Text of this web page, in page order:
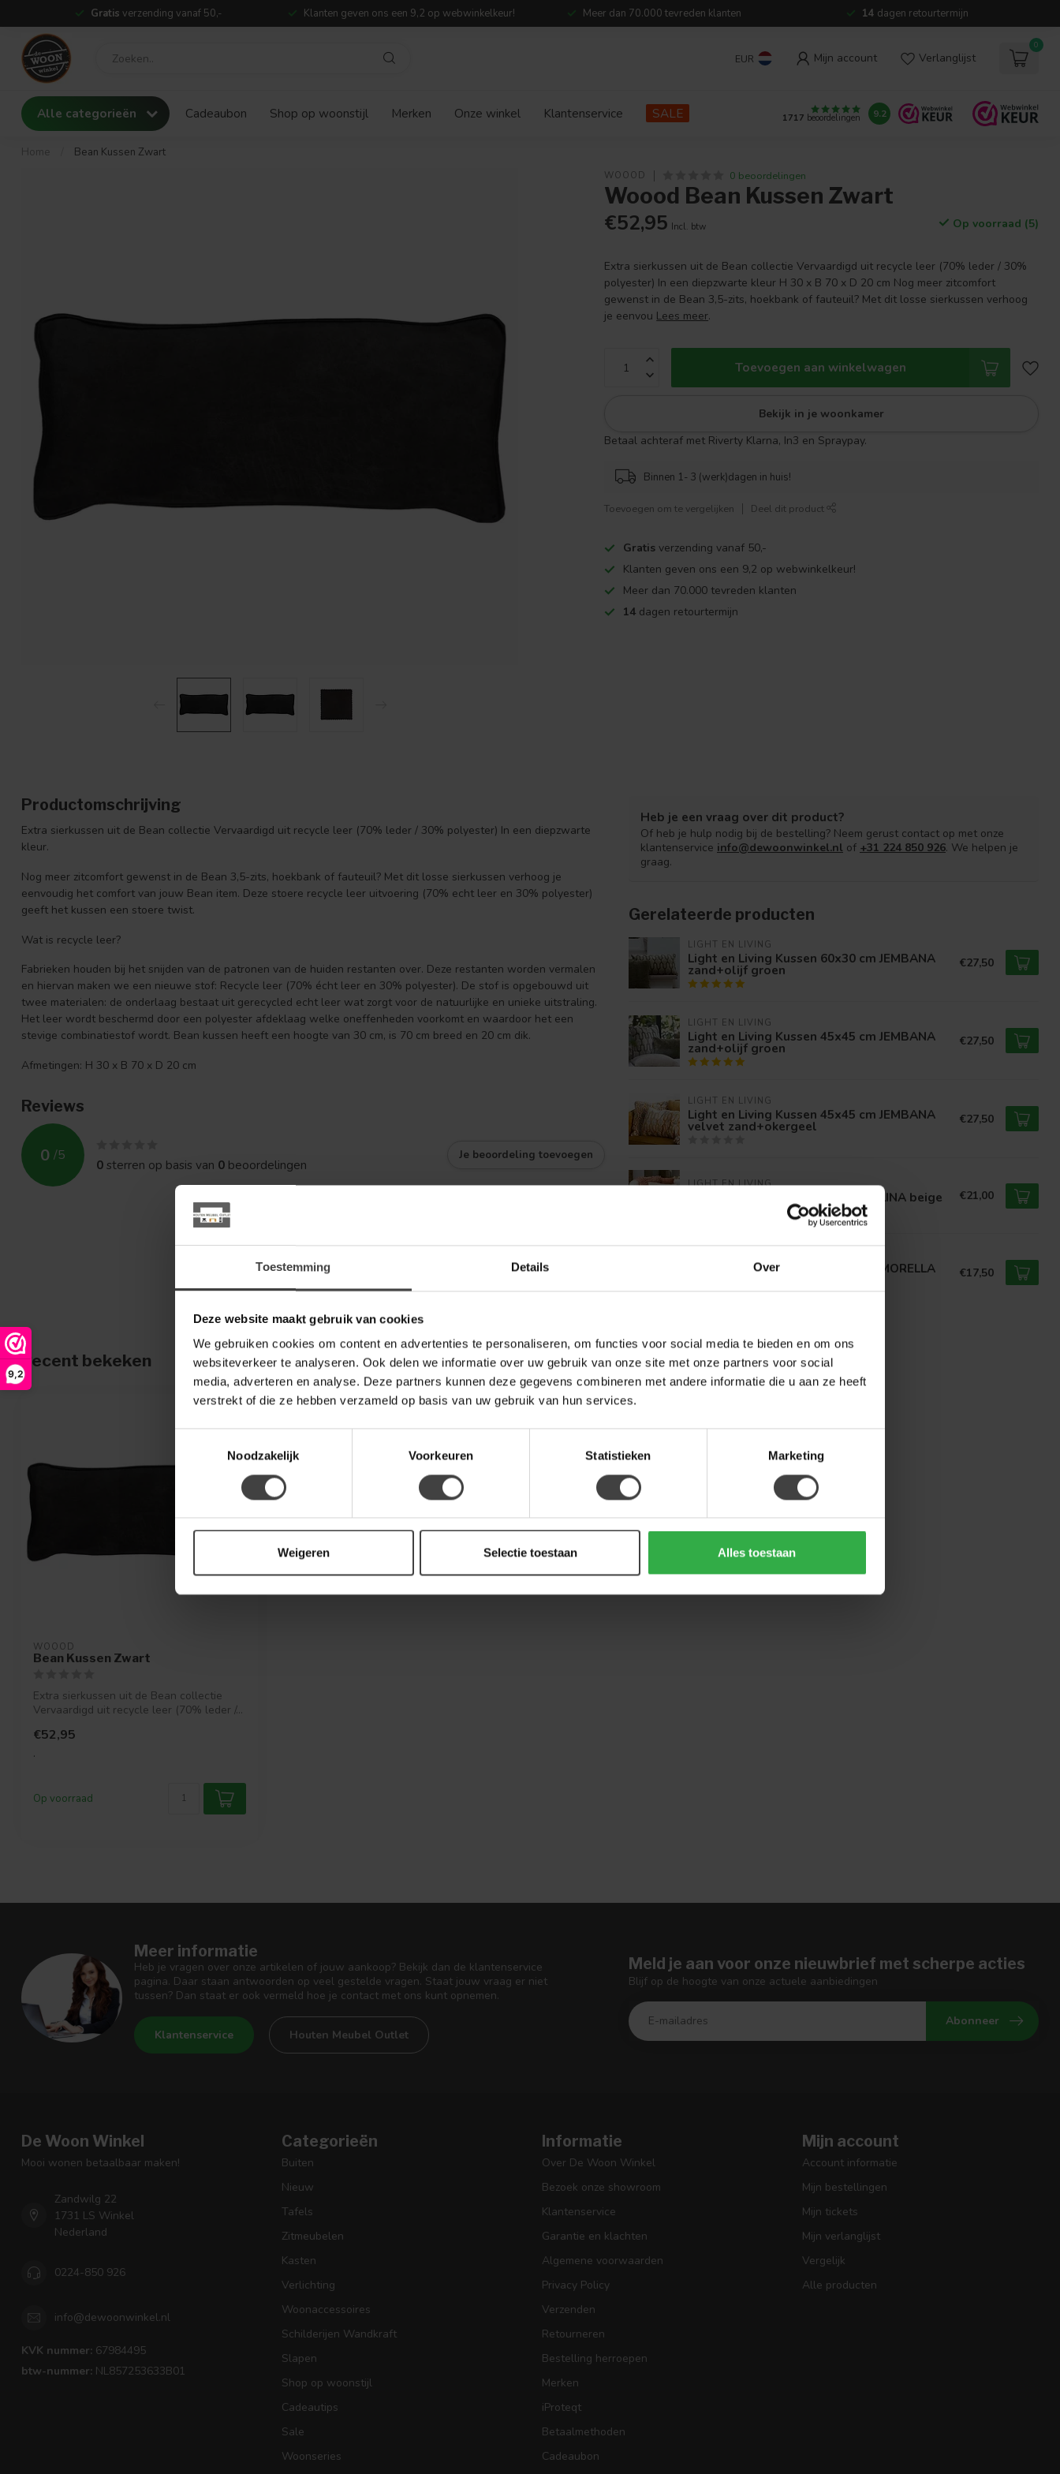
Toestemming Details Over
Deze website maakt gebruik van cookies
We gebruiken cookies om content en advertenties te personaliseren, om functies voor social media te bieden en om ons
websiteverkeer te analyseren. Ook delen we informatie over uw gebruik van onze site met onze partners voor social
media, adverteren en analyse. Deze partners kunnen deze gegevens combineren met andere informatie die u aan ze heeft
verstrekt of die ze hebben verzameld op basis van uw gebruik van hun services.
Noodzakelijk
Voorkeuren Statistieken Marketing
Weigeren Selectie toestaan Alles toestaan
9,2
Gratis verzending vanaf 50,- Klanten geven ons een 9,2 op webwinkelkeur! Meer dan 70.000 tevreden klanten 14 dagen retourtermijn
EUR Mijn account Verlanglijst
0
Alle categorieën Cadeaubon Shop op woonstijl Merken Onze winkel Klantenservice SALE 1717 beoordelingen 9.2
Home Bean Kussen Zwart
WOOOD 0 beoordelingen
Woood Bean Kussen Zwart
€52,95 Incl. btw Op voorraad (5)
Extra sierkussen uit de Bean collectie Vervaardigd uit recycle leer (70% leder / 30%
polyester) In een diepzwarte kleur H 30 x B 70 x D 20 cm Nog meer zitcomfort
gewenst in de Bean 3,5-zits, hoekbank of fauteuil? Met dit losse sierkussen verhoog
je eenvou Lees meer.
Toevoegen aan winkelwagen
Bekijk in je woonkamer
Betaal achteraf met Riverty Klarna, In3 en Spraypay.
Binnen 1- 3 (werk)dagen in huis!
Toevoegen om te vergelijken Deel dit product
Gratis verzending vanaf 50,-
Klanten geven ons een 9,2 op webwinkelkeur!
Meer dan 70.000 tevreden klanten
14 dagen retourtermijn
Productomschrijving
Extra sierkussen uit de Bean collectie Vervaardigd uit recycle leer (70% leder / 30% polyester) In een diepzwarte
kleur.
Nog meer zitcomfort gewenst in de Bean 3,5-zits, hoekbank of fauteuil? Met dit losse sierkussen verhoog je
eenvoudig het comfort van jouw Bean item. Deze stoere recycle leer uitvoering (70% echt leer en 30% polyester)
geeft het kussen een stoere twist.
Wat is recycle leer?
Fabrieken houden bij het snijden van de patronen van de huiden restanten over. Deze restanten worden vermalen
en hiervan maken we een nieuwe stof: Recycle leer (70% écht leer en 30% polyester). De stof is opgebouwd uit
twee materialen: de onderlaag bestaat uit gerecycled echt leer wat zorgt voor de natuurlijke en unieke uitstraling.
Het leer wordt beschermd door een polyester afdeklaag welke oneffenheden voorkomt en waardoor het een
stevige combinatiestof wordt. Bean kussen heeft een hoogte van 30 cm, is 70 cm breed en 20 cm dik.
Afmetingen: H 30 x B 70 x D 20 cm
Reviews
0 /5
0sterren op basis van 0 beoordelingen
Je beoordeling toevoegen
Heb je een vraag over dit product?
Of heb je hulp nodig bij de bestelling? Neem gerust contact op met onze
klantenservice info@dewoonwinkel.nl of +31 224 850 926. We helpen je
graag.
Gerelateerde producten
LIGHT EN LIVING
Light en Living Kussen 60x30 cm JEMBANA
zand+olijf groen €27,50
LIGHT EN LIVING
Light en Living Kussen 45x45 cm JEMBANA
zand+olijf groen €27,50
LIGHT EN LIVING
Light en Living Kussen 45x45 cm JEMBANA
velvet zand+okergeel €27,50
LIGHT EN LIVING
Light en Living Kussen 60x30 cm LINA beige €21,00
Light en Living Kussen 45x45 cm MORELLA €17,50
Recent bekeken
WOOOD
Bean Kussen Zwart
Extra sierkussen uit de Bean collectie
Vervaardigd uit recycle leer (70% leder /...
€52,95
.
Op voorraad
Meer informatie
Heb je vragen over onze artikelen of jouw aankoop? Bekijk dan de klantenservice
pagina. Daar staan antwoorden op veel gestelde vragen. Staat jouw vraag er niet
tussen? Dan staat er ook vermeld hoe je contact met ons kunt opnemen.
Klantenservice Houten Meubel Outlet
Meld je aan voor onze nieuwbrief met scherpe acties
Blijf op de hoogte van onze actuele aanbiedingen
Abonneer
De Woon Winkel
Mooi wonen betaalbaar maken!
Zandwilg 22
1731 LS Winkel
Nederland
0224-850 926
info@dewoonwinkel.nl
KVK nummer: 67984495
btw-nummer: NL857253633B01
Categorieën
Buiten
Nieuw
Tafels
Zitmeubelen
Kasten
Verlichting
Woonaccessoires
Schilderijen Wandkraft
Slapen
Shop op woonstijl
Cadeautips
Sale
Woonseries
Informatie
Over De Woon Winkel
Bezoek onze showroom
Klantenservice
Garantie en klachten
Algemene voorwaarden
Privacy Policy
Verzenden
Retourneren
Bestelling herroepen
Merken
iProteqt
Betaalmethoden
Cadeaubon
Mijn account
Account informatie
Mijn bestellingen
Mijn tickets
Mijn verlanglijst
Vergelijk
Alle producten